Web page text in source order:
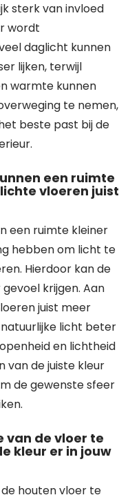
sterk van invloed
wordt
daglicht kunnen
lijken, terwijl
warmte kunnen
te nemen,
beste past bij de
een ruimte
vloeren juist
een ruimte kleiner
hebben om licht te
Hierdoor kan de
krijgen. Aan
juist meer
licht beter
en lichtheid
van de juiste kleur
de gewenste sfeer
van de vloer te
kleur er in jouw
houten vloer te